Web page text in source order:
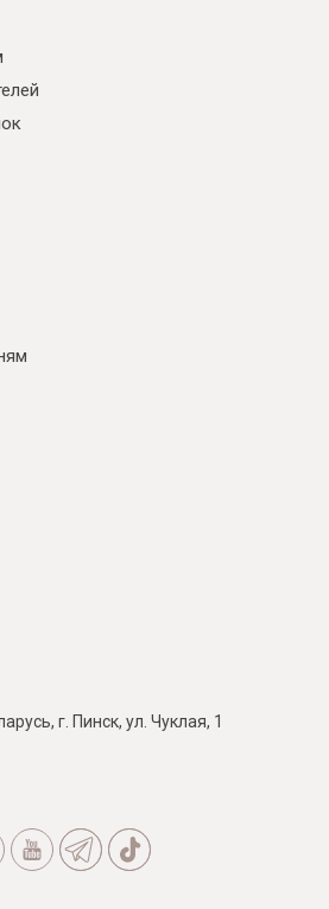
г. Пинск, ул. Чуклая, 1